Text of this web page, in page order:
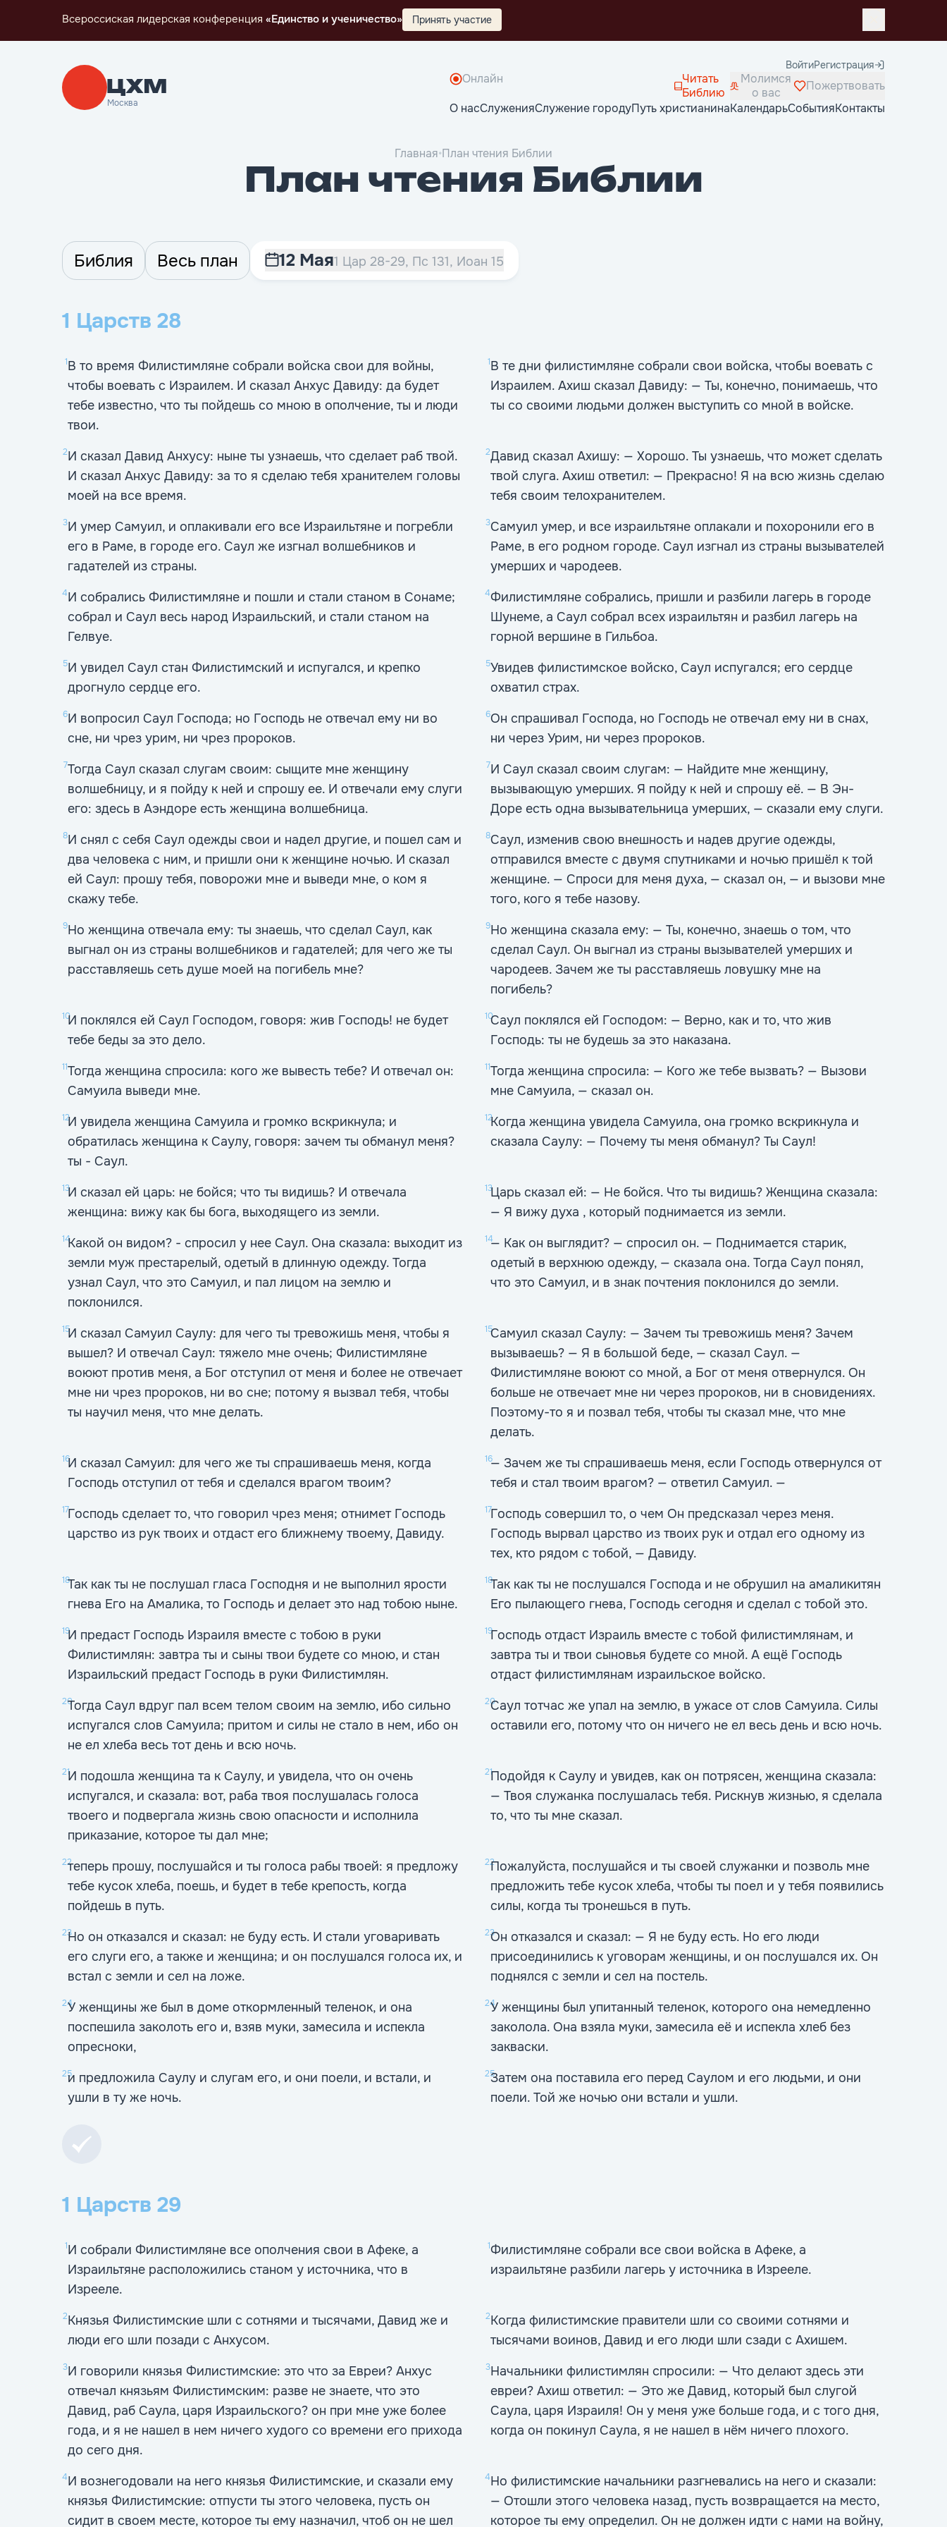
Всероссиская лидерская конференция «Единство и ученичество» Принять участие
Москва
ВойтиРегистрация
Онлайн
Читать
Библию
Молимся
о вас
Пожертвовать
О насСлуженияСлужение городуПуть христианинаКалендарьСобытияКонтакты
Главная•План чтения Библии
План чтения Библии
Библия Весь план 12 Мая1 Цар 28-29, Пс 131, Иоан 15
1 Царств 28
1В то время Филистимляне собрали войска свои для войны,
чтобы воевать с Израилем. И сказал Анхус Давиду: да будет
тебе известно, что ты пойдешь со мною в ополчение, ты и люди
твои.
1В те дни филистимляне собрали свои войска, чтобы воевать с
Израилем. Ахиш сказал Давиду: — Ты, конечно, понимаешь, что
ты со своими людьми должен выступить со мной в войске.
2И сказал Давид Анхусу: ныне ты узнаешь, что сделает раб твой.
И сказал Анхус Давиду: за то я сделаю тебя хранителем головы
моей на все время.
2Давид сказал Ахишу: — Хорошо. Ты узнаешь, что может сделать
твой слуга. Ахиш ответил: — Прекрасно! Я на всю жизнь сделаю
тебя своим телохранителем.
3И умер Самуил, и оплакивали его все Израильтяне и погребли
его в Раме, в городе его. Саул же изгнал волшебников и
гадателей из страны.
3Самуил умер, и все израильтяне оплакали и похоронили его в
Раме, в его родном городе. Саул изгнал из страны вызывателей
умерших и чародеев.
4И собрались Филистимляне и пошли и стали станом в Сонаме;
собрал и Саул весь народ Израильский, и стали станом на
Гелвуе.
4Филистимляне собрались, пришли и разбили лагерь в городе
Шунеме, а Саул собрал всех израильтян и разбил лагерь на
горной вершине в Гильбоа.
5И увидел Саул стан Филистимский и испугался, и крепко
дрогнуло сердце его.
5Увидев филистимское войско, Саул испугался; его сердце
охватил страх.
6И вопросил Саул Господа; но Господь не отвечал ему ни во
сне, ни чрез урим, ни чрез пророков.
6Он спрашивал Господа, но Господь не отвечал ему ни в снах,
ни через Урим, ни через пророков.
7Тогда Саул сказал слугам своим: сыщите мне женщину
волшебницу, и я пойду к ней и спрошу ее. И отвечали ему слуги
его: здесь в Аэндоре есть женщина волшебница.
7И Саул сказал своим слугам: — Найдите мне женщину,
вызывающую умерших. Я пойду к ней и спрошу её. — В Эн-
Доре есть одна вызывательница умерших, — сказали ему слуги.
8И снял с себя Саул одежды свои и надел другие, и пошел сам и
два человека с ним, и пришли они к женщине ночью. И сказал
ей Саул: прошу тебя, поворожи мне и выведи мне, о ком я
скажу тебе.
8Саул, изменив свою внешность и надев другие одежды,
отправился вместе с двумя спутниками и ночью пришёл к той
женщине. — Спроси для меня духа, — сказал он, — и вызови мне
того, кого я тебе назову.
9Но женщина отвечала ему: ты знаешь, что сделал Саул, как
выгнал он из страны волшебников и гадателей; для чего же ты
расставляешь сеть душе моей на погибель мне?
9Но женщина сказала ему: — Ты, конечно, знаешь о том, что
сделал Саул. Он выгнал из страны вызывателей умерших и
чародеев. Зачем же ты расставляешь ловушку мне на
погибель?
10И поклялся ей Саул Господом, говоря: жив Господь! не будет
тебе беды за это дело.
10Саул поклялся ей Господом: — Верно, как и то, что жив
Господь: ты не будешь за это наказана.
11Тогда женщина спросила: кого же вывесть тебе? И отвечал он:
Самуила выведи мне.
11Тогда женщина спросила: — Кого же тебе вызвать? — Вызови
мне Самуила, — сказал он.
12И увидела женщина Самуила и громко вскрикнула; и
обратилась женщина к Саулу, говоря: зачем ты обманул меня?
ты - Саул.
12Когда женщина увидела Самуила, она громко вскрикнула и
сказала Саулу: — Почему ты меня обманул? Ты Саул!
13И сказал ей царь: не бойся; что ты видишь? И отвечала
женщина: вижу как бы бога, выходящего из земли.
13Царь сказал ей: — Не бойся. Что ты видишь? Женщина сказала:
— Я вижу духа , который поднимается из земли.
14Какой он видом? - спросил у нее Саул. Она сказала: выходит из
земли муж престарелый, одетый в длинную одежду. Тогда
узнал Саул, что это Самуил, и пал лицом на землю и
поклонился.
14— Как он выглядит? — спросил он. — Поднимается старик,
одетый в верхнюю одежду, — сказала она. Тогда Саул понял,
что это Самуил, и в знак почтения поклонился до земли.
15И сказал Самуил Саулу: для чего ты тревожишь меня, чтобы я
вышел? И отвечал Саул: тяжело мне очень; Филистимляне
воюют против меня, а Бог отступил от меня и более не отвечает
мне ни чрез пророков, ни во сне; потому я вызвал тебя, чтобы
ты научил меня, что мне делать.
15Самуил сказал Саулу: — Зачем ты тревожишь меня? Зачем
вызываешь? — Я в большой беде, — сказал Саул. —
Филистимляне воюют со мной, а Бог от меня отвернулся. Он
больше не отвечает мне ни через пророков, ни в сновидениях.
Поэтому-то я и позвал тебя, чтобы ты сказал мне, что мне
делать.
16И сказал Самуил: для чего же ты спрашиваешь меня, когда
Господь отступил от тебя и сделался врагом твоим?
16— Зачем же ты спрашиваешь меня, если Господь отвернулся от
тебя и стал твоим врагом? — ответил Самуил. —
17Господь сделает то, что говорил чрез меня; отнимет Господь
царство из рук твоих и отдаст его ближнему твоему, Давиду.
17Господь совершил то, о чем Он предсказал через меня.
Господь вырвал царство из твоих рук и отдал его одному из
тех, кто рядом с тобой, — Давиду.
18Так как ты не послушал гласа Господня и не выполнил ярости
гнева Его на Амалика, то Господь и делает это над тобою ныне.
18Так как ты не послушался Господа и не обрушил на амаликитян
Его пылающего гнева, Господь сегодня и сделал с тобой это.
19И предаст Господь Израиля вместе с тобою в руки
Филистимлян: завтра ты и сыны твои будете со мною, и стан
Израильский предаст Господь в руки Филистимлян.
19Господь отдаст Израиль вместе с тобой филистимлянам, и
завтра ты и твои сыновья будете со мной. А ещё Господь
отдаст филистимлянам израильское войско.
20Тогда Саул вдруг пал всем телом своим на землю, ибо сильно
испугался слов Самуила; притом и силы не стало в нем, ибо он
не ел хлеба весь тот день и всю ночь.
20Саул тотчас же упал на землю, в ужасе от слов Самуила. Силы
оставили его, потому что он ничего не ел весь день и всю ночь.
21И подошла женщина та к Саулу, и увидела, что он очень
испугался, и сказала: вот, раба твоя послушалась голоса
твоего и подвергала жизнь свою опасности и исполнила
приказание, которое ты дал мне;
21Подойдя к Саулу и увидев, как он потрясен, женщина сказала:
— Твоя служанка послушалась тебя. Рискнув жизнью, я сделала
то, что ты мне сказал.
22теперь прошу, послушайся и ты голоса рабы твоей: я предложу
тебе кусок хлеба, поешь, и будет в тебе крепость, когда
пойдешь в путь.
22Пожалуйста, послушайся и ты своей служанки и позволь мне
предложить тебе кусок хлеба, чтобы ты поел и у тебя появились
силы, когда ты тронешься в путь.
23Но он отказался и сказал: не буду есть. И стали уговаривать
его слуги его, а также и женщина; и он послушался голоса их, и
встал с земли и сел на ложе.
23Он отказался и сказал: — Я не буду есть. Но его люди
присоединились к уговорам женщины, и он послушался их. Он
поднялся с земли и сел на постель.
24У женщины же был в доме откормленный теленок, и она
поспешила заколоть его и, взяв муки, замесила и испекла
опресноки,
24У женщины был упитанный теленок, которого она немедленно
заколола. Она взяла муки, замесила её и испекла хлеб без
закваски.
25и предложила Саулу и слугам его, и они поели, и встали, и
ушли в ту же ночь.
25Затем она поставила его перед Саулом и его людьми, и они
поели. Той же ночью они встали и ушли.
1 Царств 29
1И собрали Филистимляне все ополчения свои в Афеке, а
Израильтяне расположились станом у источника, что в
Изрееле.
1Филистимляне собрали все свои войска в Афеке, а
израильтяне разбили лагерь у источника в Изрееле.
2Князья Филистимские шли с сотнями и тысячами, Давид же и
люди его шли позади с Анхусом.
2Когда филистимские правители шли со своими сотнями и
тысячами воинов, Давид и его люди шли сзади с Ахишем.
3И говорили князья Филистимские: это что за Евреи? Анхус
отвечал князьям Филистимским: разве не знаете, что это
Давид, раб Саула, царя Израильского? он при мне уже более
года, и я не нашел в нем ничего худого со времени его прихода
до сего дня.
3Начальники филистимлян спросили: — Что делают здесь эти
евреи? Ахиш ответил: — Это же Давид, который был слугой
Саула, царя Израиля! Он у меня уже больше года, и с того дня,
когда он покинул Саула, я не нашел в нём ничего плохого.
4И вознегодовали на него князья Филистимские, и сказали ему
князья Филистимские: отпусти ты этого человека, пусть он
сидит в своем месте, которое ты ему назначил, чтоб он не шел
4Но филистимские начальники разгневались на него и сказали:
— Отошли этого человека назад, пусть возвращается на место,
которое ты ему определил. Он не должен идти с нами на войну,